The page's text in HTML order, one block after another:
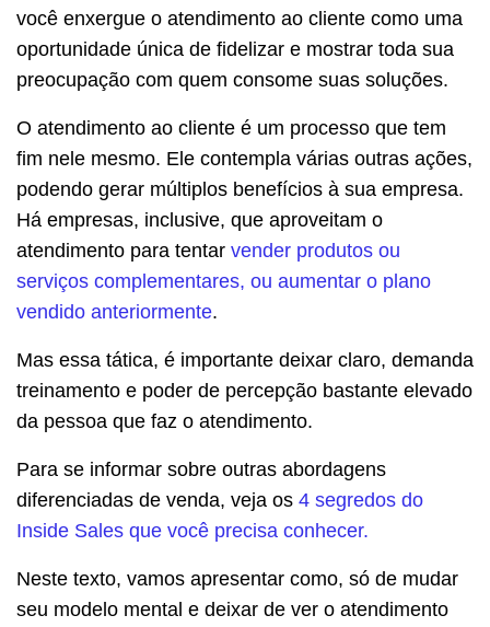
você enxergue o atendimento ao cliente como uma
oportunidade única de fidelizar e mostrar toda sua
preocupação com quem consome suas soluções.
O atendimento ao cliente é um processo que tem
fim nele mesmo. Ele contempla várias outras ações,
podendo gerar múltiplos benefícios à sua empresa.
Há empresas, inclusive, que aproveitam o
atendimento para tentar vender produtos ou
serviços complementares, ou aumentar o plano
vendido anteriormente.
Mas essa tática, é importante deixar claro, demanda
treinamento e poder de percepção bastante elevado
da pessoa que faz o atendimento.
Para se informar sobre outras abordagens
diferenciadas de venda, veja os 4 segredos do
Inside Sales que você precisa conhecer.
Neste texto, vamos apresentar como, só de mudar
seu modelo mental e deixar de ver o atendimento